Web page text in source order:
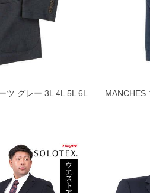
てしまう場合がございます。そのような
た場合速やかにご連絡させて頂きますの
ざいます。
で、予めご了承下さい。
ください。
不可とさせて頂いております。予めご了
ツ グレー 3L 4L 5L 6L
MANCHES